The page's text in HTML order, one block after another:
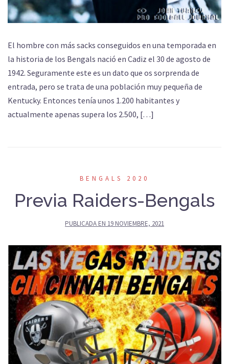
El hombre con más sacks conseguidos en una temporada en
la historia de los Bengals nació en Cadiz el 30 de agosto de
1942. Seguramente este es un dato que os sorprenda de
entrada, pero se trata de una población muy pequeña de
Kentucky. Entonces tenía unos 1.200 habitantes y
actualmente apenas supera los 2.500, […]
BENGALS 2020
Previa Raiders-Bengals
PUBLICADA EN 19 NOVIEMBRE, 2021